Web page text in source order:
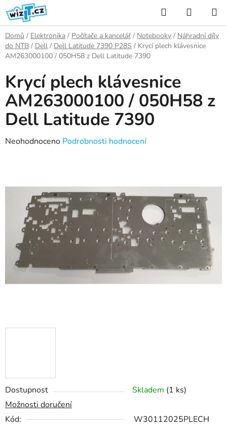
Přejít
na
obsah
Hledat
KOŠÍK
Domů / Elektronika / Počítače a kancelář / Notebooky / Náhradní díly
do NTB / Dell / Dell Latitude 7390 P28S / Krycí plech klávesnice
AM263000100 / 050H58 z Dell Latitude 7390
Dostupnost Skladem (1 ks)
Možnosti doručení
Kód:
W30112025PLECH
Krycí plech klávesnice
AM263000100 / 050H58 z
Dell Latitude 7390
Průměrné
hvězdiček.
Neohodnoceno Podrobnosti hodnocení